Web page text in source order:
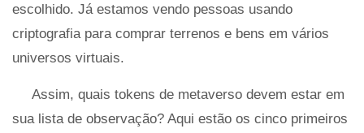
escolhido. Já estamos vendo pessoas usando
criptografia para comprar terrenos e bens em vários
universos virtuais.
Assim, quais tokens de metaverso devem estar em
sua lista de observação? Aqui estão os cinco primeiros